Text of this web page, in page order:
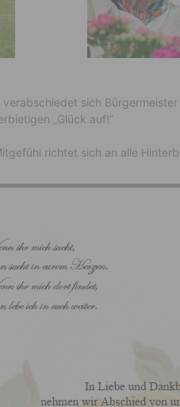
sich
„Glück auf!“
richtet sich an alle